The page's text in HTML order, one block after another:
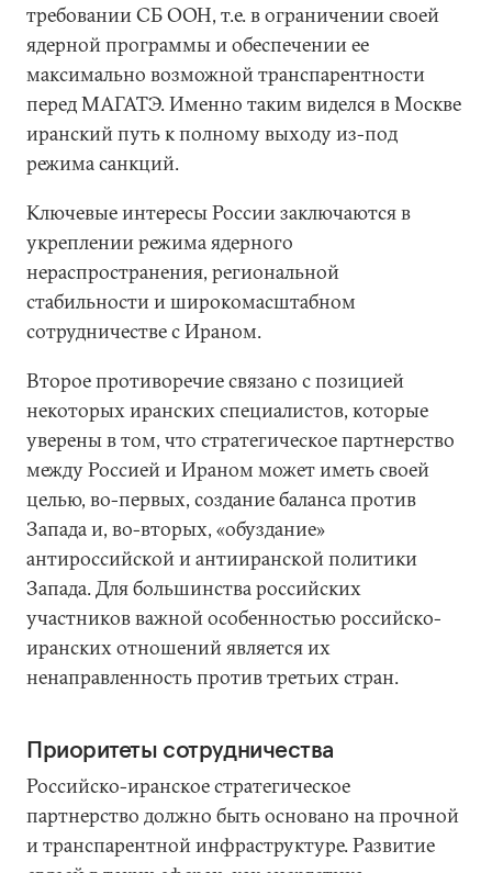
требовании СБ ООН, т.е. в ограничении своей
ядерной программы и обеспечении ее
максимально возможной транспарентности
перед МАГАТЭ. Именно таким виделся в Москве
иранский путь к полному выходу из-под
режима санкций.
Ключевые интересы России заключаются в
укреплении режима ядерного
нераспространения, региональной
стабильности и широкомасштабном
сотрудничестве с Ираном.
Второе противоречие связано с позицией
некоторых иранских специалистов, которые
уверены в том, что стратегическое партнерство
между Россией и Ираном может иметь своей
целью, во-первых, создание баланса против
Запада и, во-вторых, «обуздание»
антироссийской и антииранской политики
Запада. Для большинства российских
участников важной особенностью российско-
иранских отношений является их
ненаправленность против третьих стран.
Приоритеты сотрудничества
Российско-иранское стратегическое
партнерство должно быть основано на прочной
и транспарентной инфраструктуре. Развитие